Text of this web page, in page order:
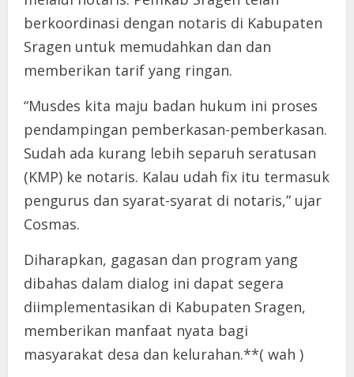
berkoordinasi dengan notaris di Kabupaten
Sragen untuk memudahkan dan dan
memberikan tarif yang ringan.
“Musdes kita maju badan hukum ini proses
pendampingan pemberkasan-pemberkasan.
Sudah ada kurang lebih separuh seratusan
(KMP) ke notaris. Kalau udah fix itu termasuk
pengurus dan syarat-syarat di notaris,” ujar
Cosmas.
Diharapkan, gagasan dan program yang
dibahas dalam dialog ini dapat segera
diimplementasikan di Kabupaten Sragen,
memberikan manfaat nyata bagi
masyarakat desa dan kelurahan.**( wah )